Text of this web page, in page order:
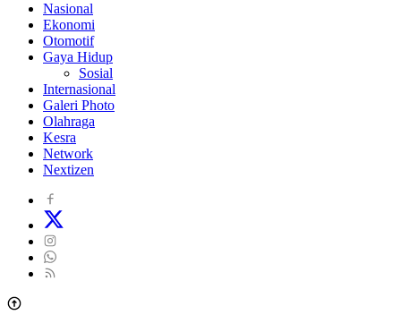
Nasional
Ekonomi
Otomotif
Gaya Hidup
Sosial
Internasional
Galeri Photo
Olahraga
Kesra
Network
Nextizen